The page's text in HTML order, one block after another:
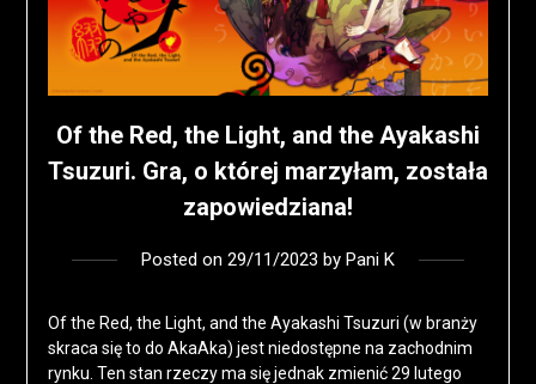
Of the Red, the Light, and the Ayakashi
Tsuzuri. Gra, o której marzyłam, została
zapowiedziana!
Posted on 29/11/2023 by Pani K
Of the Red, the Light, and the Ayakashi Tsuzuri (w branży
skraca się to do AkaAka) jest niedostępne na zachodnim
rynku. Ten stan rzeczy ma się jednak zmienić 29 lutego